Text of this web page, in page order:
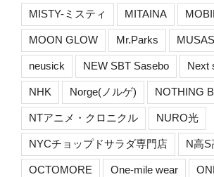
MISTY-ミスティ MITAINA
MOON GLOW Mr.Parks
neusick NEW SBT Sasebo Next
NHK Norge(ノルゲ) NOTHING
NTアニメ・クロニクル NURO光
NYCチョップドサラダ専門店 N高S
OCTOMORE One-mile wear